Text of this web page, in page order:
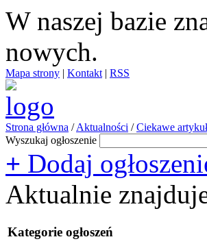
W naszej bazie
nowych.
Mapa strony | Kontakt | RSS
Strona główna / Aktualności / Ciekawe
Wyszukaj ogłoszenie
+ Dodaj
Aktualnie
Kategorie ogłoszeń